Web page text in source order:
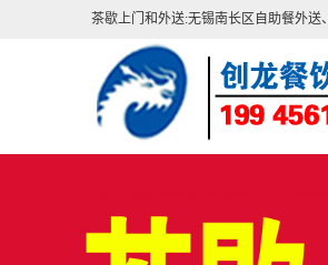
茶歇上门 和外送:无锡南长区自助餐外送、